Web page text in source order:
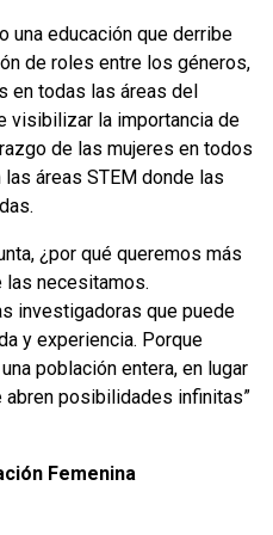
una educación que derribe
de roles entre los géneros,
en todas las áreas del
visibilizar la importancia de
de las mujeres en todos
las áreas STEM donde las
¿por qué queremos más
las necesitamos.
investigadoras que puede
y experiencia. Porque
población entera, en lugar
posibilidades infinitas”
Femenina